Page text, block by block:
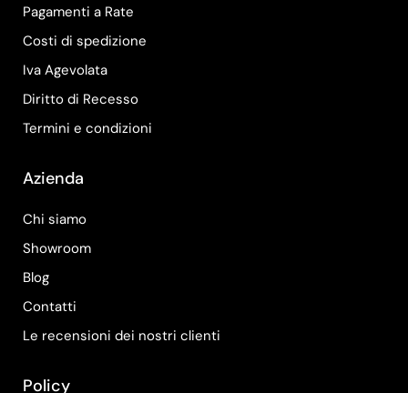
Pagamenti a Rate
Costi di spedizione
Iva Agevolata
Diritto di Recesso
Termini e condizioni
Azienda
Chi siamo
Showroom
Blog
Contatti
Le recensioni dei nostri clienti
Policy